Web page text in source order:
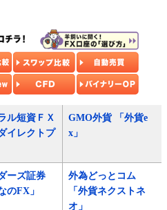
ル短資ＦＸ
イレクトプ
GMO外貨 「外貨e
x」
ーズ証券
のFX」
外為どっとコム
「外貨ネクストネ
オ」